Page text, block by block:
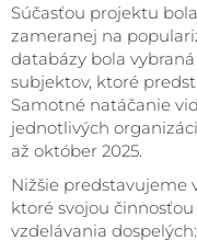
Súčasťou projektu
zameranej na
databázy bola
subjektov, ktoré
Samotné natáčanie
jednotlivých
až október 2025.
Nižšie predstavujeme
ktoré svojou
vzdelávania dospelých: